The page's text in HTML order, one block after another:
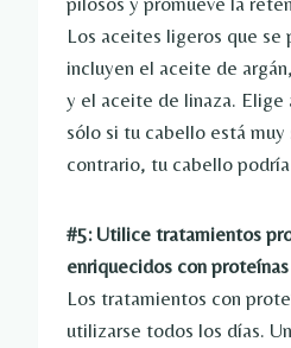
Los aceites ligeros que se
incluyen el aceite de
y el aceite de linaza. Elige
sólo si tu cabello está
contrario, tu cabello
#5: Utilice tratamientos
enriquecidos con proteínas
Los tratamientos con
utilizarse todos los días.